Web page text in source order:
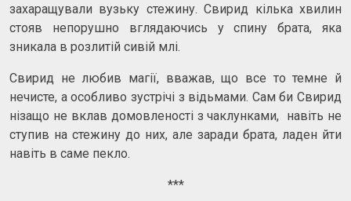
захаращували вузьку стежину. Свирид кілька хвилин
стояв непорушно вглядаючись у спину брата, яка
зникала в розлитій сивій млі.
Свирид не любив магії, вважав, що все то темне й
нечисте, а особливо зустрічі з відьмами. Сам би Свирид
нізащо не вклав домовленості з чаклунками, навіть не
ступив на стежину до них, але заради брата, ладен йти
навіть в саме пекло.
***